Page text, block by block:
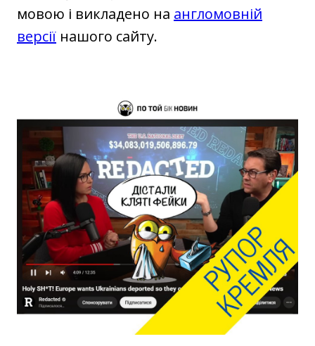
мовою і викладено на англомовній
версії нашого сайту.